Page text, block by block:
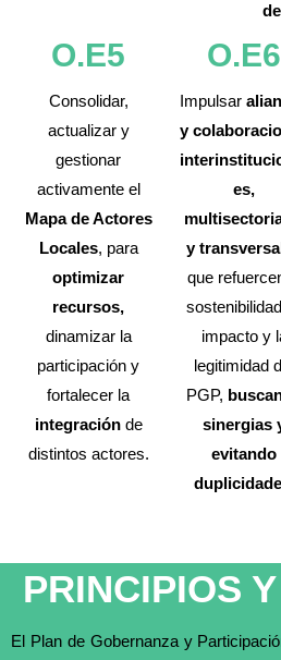
O.E5
Consolidar,
actualizar y
gestionar
activamente el
Mapa de Actores
Locales, para
optimizar
recursos,
dinamizar la
participación y
fortalecer la
integración de
distintos actores.
O.E6
Impulsar
y
es,
y
que
impacto y
legitimidad
PGP,
sinergias
evitando
PRINCIPIOS
El Plan de Gobernanza y